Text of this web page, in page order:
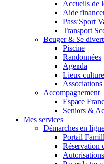
Accueils de
Aide
Pass’Sport
Transport
Bouger & Se
Piscine
Randonnées
Agenda
Lieux
Associations
Accompagnement
Espace
Seniors &
Mes services
Démarches en ligne
Portail
Réservation